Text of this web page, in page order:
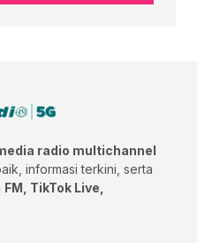
radio multichannel
informasi terkini, serta
FM, TikTok Live,